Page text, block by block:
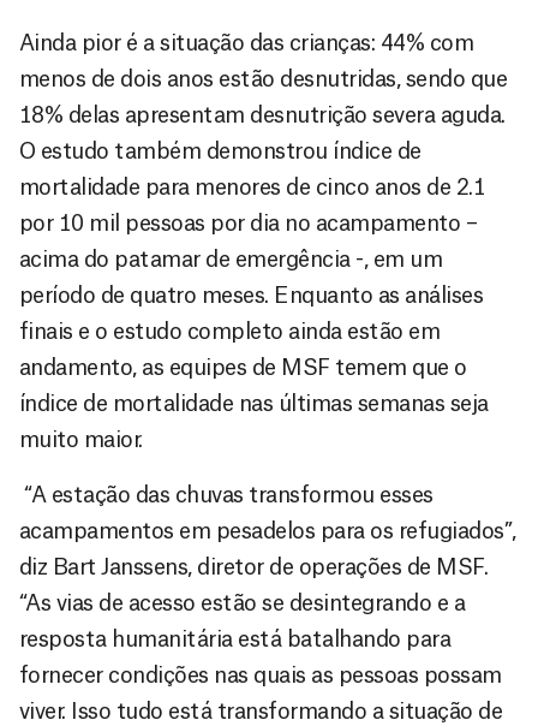
Ainda pior é a situação das crianças: 44% com
menos de dois anos estão desnutridas, sendo que
18% delas apresentam desnutrição severa aguda.
O estudo também demonstrou índice de
mortalidade para menores de cinco anos de 2.1
por 10 mil pessoas por dia no acampamento –
acima do patamar de emergência -, em um
período de quatro meses. Enquanto as análises
finais e o estudo completo ainda estão em
andamento, as equipes de MSF temem que o
índice de mortalidade nas últimas semanas seja
muito maior.
“A estação das chuvas transformou esses
acampamentos em pesadelos para os refugiados”,
diz Bart Janssens, diretor de operações de MSF.
“As vias de acesso estão se desintegrando e a
resposta humanitária está batalhando para
fornecer condições nas quais as pessoas possam
viver. Isso tudo está transformando a situação de